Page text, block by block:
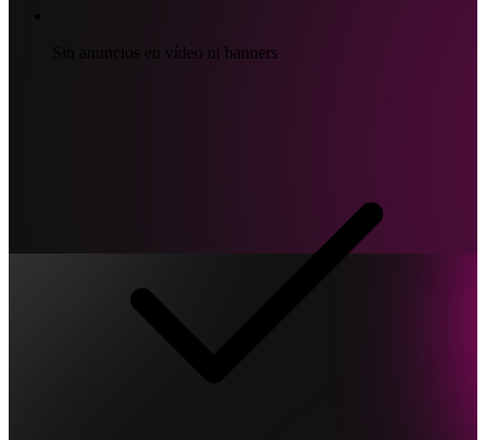
Sin anuncios en vídeo ni banners